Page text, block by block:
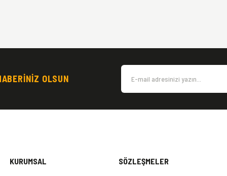
OLSUN
KURUMSAL SÖZLEŞMELER